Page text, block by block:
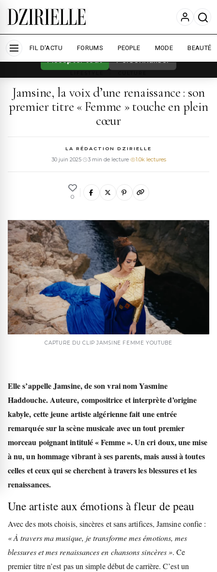
Nous utilisons des cookies pour améliorer
votre expérience et mesurer l'audience. En
Accepter tout Personnaliser
FIL D'ACTU FORUMS PEOPLE MODE BEAUTÉ
Jamsine, la voix d’une renaissance : son
premier titre « Femme » touche en plein
cœur
LA RÉDACTION DZIRIELLE
30 juin 2025· 3 min de lecture· 1.0k lectures
0
CAPTURE DU CLIP JAMSINE FEMME YOUTUBE
Elle s’appelleJamsine, de son vrai nom Yasmine
Haddouche. Auteure, compositrice et interprète d’origine
kabyle, cette jeune artiste algérienne fait une entrée
remarquée sur la scène musicale avec un tout premier
morceau poignant intitulé« Femme ». Un cri doux, une mise
à nu, un hommage vibrant à ses parents, mais aussi à toutes
celles et ceux qui se cherchent à travers les blessures et les
renaissances.
Une artiste aux émotions à fleur de peau
Avec des mots choisis, sincères et sans artifices, Jamsine confie :
« À travers ma musique, je transforme mes émotions, mes
blessures et mes renaissances en chansons sincères ». Ce
premier titre n’est pas un simple début de carrière. C’est un